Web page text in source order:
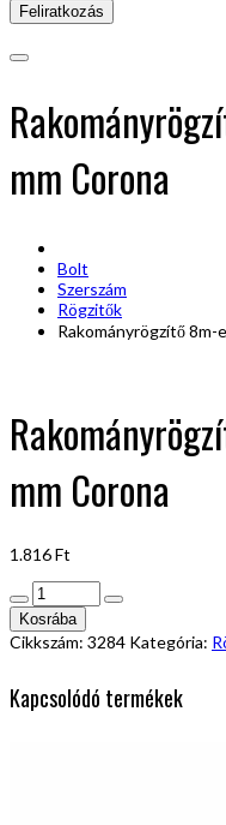
mm Corona
Bolt
Szerszám
Rögzitők
Rakományrögzítő 8m-
mm Corona
1.816Ft
Rakományrögzítő
8m-
es/
1T-
,
25
Kosrába
Cikkszám: 3284 Kategória:
Kapcsolódó termékek